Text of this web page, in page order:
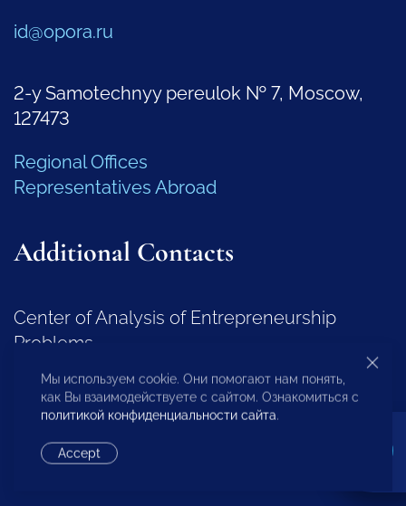
id@opora.ru
2-y Samotechnyy pereulok № 7, Moscow,
127473
Regional Offices
Representatives Abroad
Additional Contacts
Center of Analysis of Entrepreneurship
Problems
+7 (495) 247-4777
Regional Development Department
Мы используем cookie. Они помогают нам понять,
как Вы взаимодействуете с сайтом. Ознакомиться с
политикой конфиденциальности сайта.
Accept